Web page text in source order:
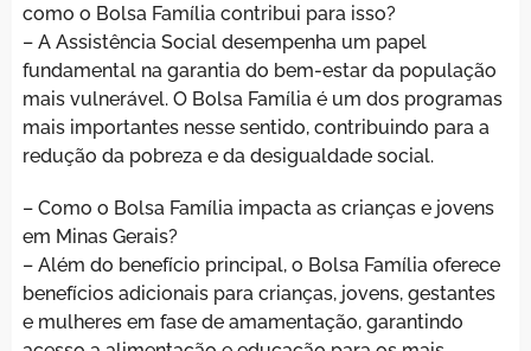
como o Bolsa Família contribui para isso?
– A Assistência Social desempenha um papel
fundamental na garantia do bem-estar da população
mais vulnerável. O Bolsa Família é um dos programas
mais importantes nesse sentido, contribuindo para a
redução da pobreza e da desigualdade social.
– Como o Bolsa Família impacta as crianças e jovens
em Minas Gerais?
– Além do benefício principal, o Bolsa Família oferece
benefícios adicionais para crianças, jovens, gestantes
e mulheres em fase de amamentação, garantindo